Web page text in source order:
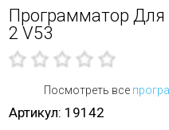
Программатор Для
2 V53
Посмотреть все
Артикул: 19142